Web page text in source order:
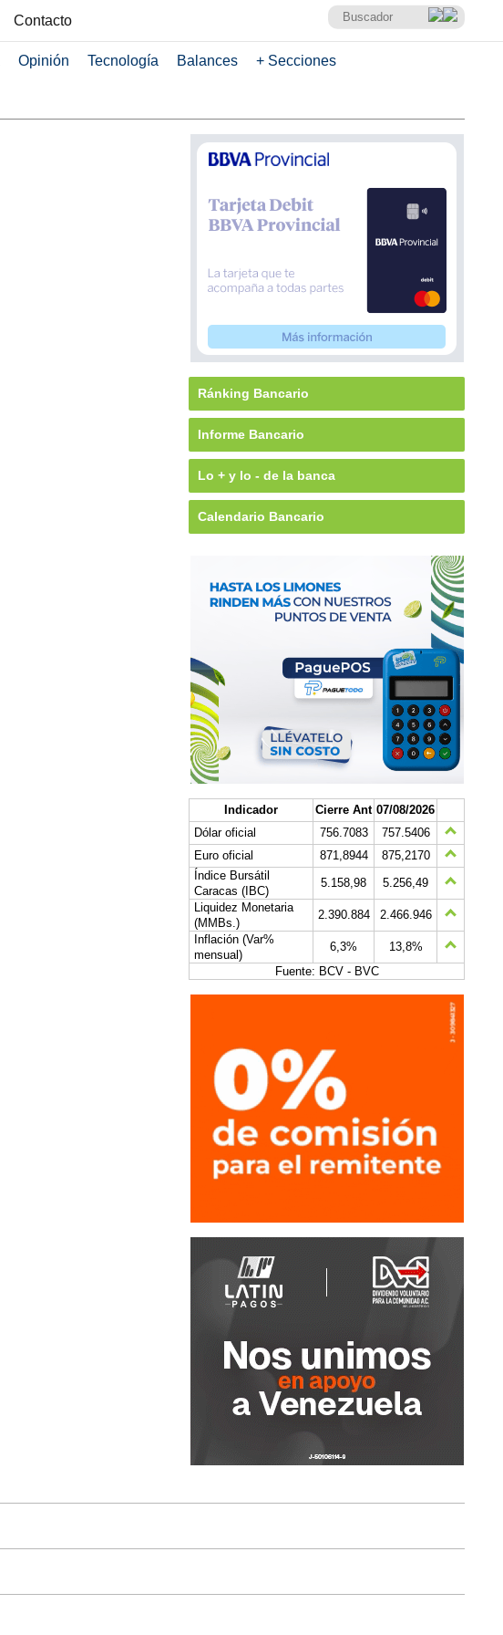
Contacto
Opinión Tecnología Balances + Secciones
Ránking Bancario
Informe Bancario
Lo + y lo - de la banca
Calendario Bancario
Indicador Cierre Ant 07/08/2026
Dólar oficial
756.7083
757.5406
Euro oficial
871,8944
875,2170
Índice Bursátil
Caracas (IBC)
5.158,98
5.256,49
Liquidez Monetaria
(MMBs.)
2.390.884
2.466.946
Inflación (Var%
mensual)
6,3%
13,8%
Fuente: BCV - BVC